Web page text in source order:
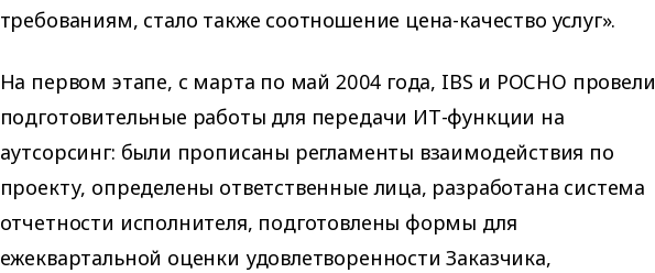
требованиям, стало также соотношение цена-качество услуг».
На первом этапе, с марта по май 2004 года, IBS и РОСНО провели
подготовительные работы для передачи ИТ-функции на
аутсорсинг: были прописаны регламенты взаимодействия по
проекту, определены ответственные лица, разработана система
отчетности исполнителя, подготовлены формы для
ежеквартальной оценки удовлетворенности Заказчика,